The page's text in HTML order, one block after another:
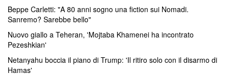
Beppe Carletti: "A 80 anni sogno una fiction sui Nomadi.
Sanremo? Sarebbe bello"
Nuovo giallo a Teheran, 'Mojtaba Khamenei ha incontrato
Pezeshkian'
Netanyahu boccia il piano di Trump: 'Il ritiro solo con il disarmo di
Hamas'